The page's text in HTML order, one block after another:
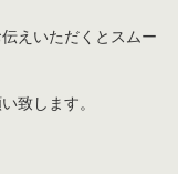
えいただくとスムー
致します。